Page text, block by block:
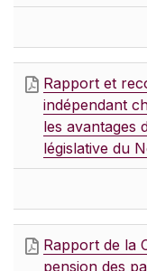
Rapport et
indépendant
les avantages
législative du
Rapport de la
pension des